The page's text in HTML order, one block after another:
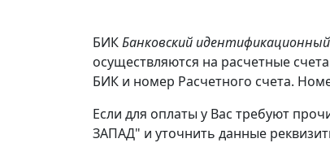
БИКБанковский
осуществляются на расчетные
БИК и номер Расчетного счета.
Если для оплаты у Вас требуют
ЗАПАД" и уточнить данные